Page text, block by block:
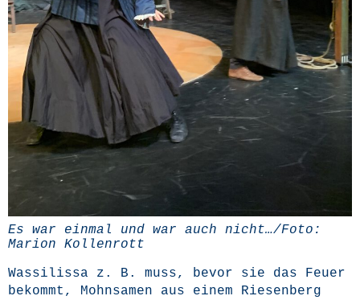
Es war ein­mal und war auch nicht…/Foto:
Mari­on Kollenrott
Was­si­lis­sa z. B. muss, bevor sie das Feu­er
bekommt, Mohn­sa­men aus einem Rie­sen­berg